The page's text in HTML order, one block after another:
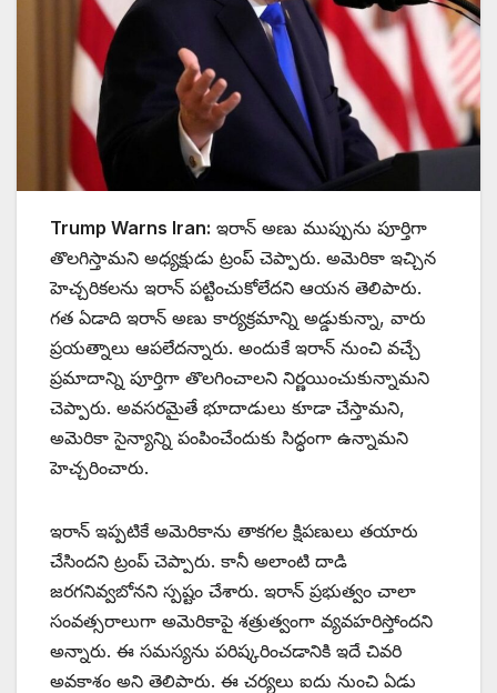
Trump Warns Iran: ఇరాన్ అణు ముప్పును పూర్తిగా
తొలగిస్తామని అధ్యక్షుడు ట్రంప్ చెప్పారు. అమెరికా ఇచ్చిన
హెచ్చరికలను ఇరాన్ పట్టించుకోలేదని ఆయన తెలిపారు.
గత ఏడాది ఇరాన్ అణు కార్యక్రమాన్ని అడ్డుకున్నా, వారు
ప్రయత్నాలు ఆపలేదన్నారు. అందుకే ఇరాన్ నుంచి వచ్చే
ప్రమాదాన్ని పూర్తిగా తొలగించాలని నిర్ణయించుకున్నామని
చెప్పారు. అవసరమైతే భూదాడులు కూడా చేస్తామని,
అమెరికా సైన్యాన్ని పంపించేందుకు సిద్ధంగా ఉన్నామని
హెచ్చరించారు.
ఇరాన్ ఇప్పటికే అమెరికాను తాకగల క్షిపణులు తయారు
చేసిందని ట్రంప్ చెప్పారు. కానీ అలాంటి దాడి
జరగనివ్వబోనని స్పష్టం చేశారు. ఇరాన్ ప్రభుత్వం చాలా
సంవత్సరాలుగా అమెరికాపై శత్రుత్వంగా వ్యవహరిస్తోందని
అన్నారు. ఈ సమస్యను పరిష్కరించడానికి ఇదే చివరి
అవకాశం అని తెలిపారు. ఈ చర్యలు ఐదు నుంచి ఏడు